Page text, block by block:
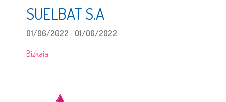
SUELBAT S.A
01/06/2022 - 01/06/2022
Bizkaia